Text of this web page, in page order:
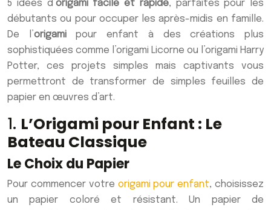
5 idées d’origami facile et rapide, parfaites pour les
débutants ou pour occuper les après-midis en famille.
De l’origamipour enfant à des créations plus
sophistiquées comme l’origami Licorne ou l’origami Harry
Potter, ces projets simples mais captivants vous
permettront de transformer de simples feuilles de
papier en œuvres d’art.
1. L’Origami pour Enfant : Le
Bateau Classique
Le Choix du Papier
Pour commencer votre origami pour enfant, choisissez
un papier coloré et résistant. Un papier de